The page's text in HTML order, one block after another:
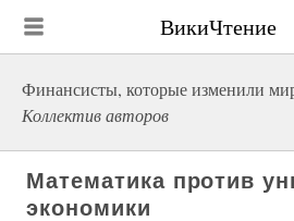
ВикиЧтение
Финансисты, которые изменили
Коллектив авторов
Математика против
экономики